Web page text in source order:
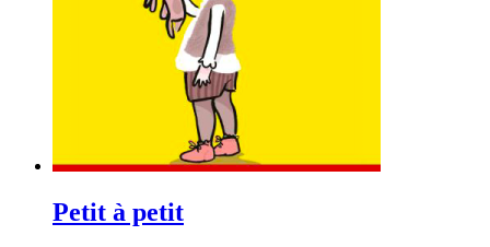
Petit à petit